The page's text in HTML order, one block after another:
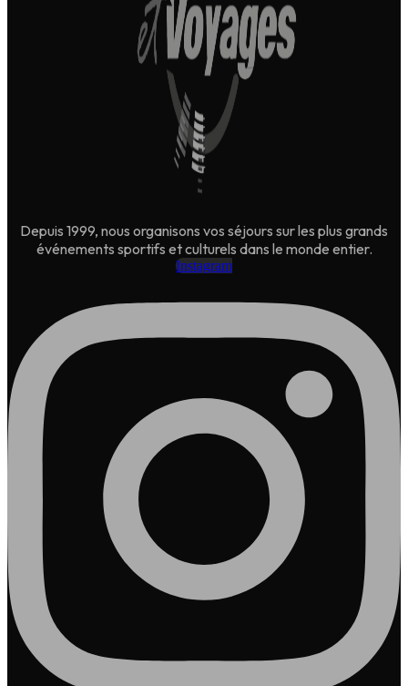
Depuis 1999, nous organisons vos séjours sur les plus grands
événements sportifs et culturels dans le monde entier.
Instagram